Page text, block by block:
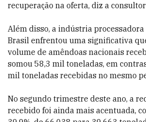
recuperação na oferta, diz a
Além disso, a indústria processadora
Brasil enfrentou uma significativa
volume de amêndoas nacionais
somou 58,3 mil toneladas, em
mil toneladas recebidas no mesmo
No segundo trimestre deste ano, a
recebido foi ainda mais acentuada,